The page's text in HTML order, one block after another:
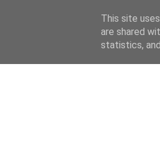
HOME
This site
are shared
statistics,